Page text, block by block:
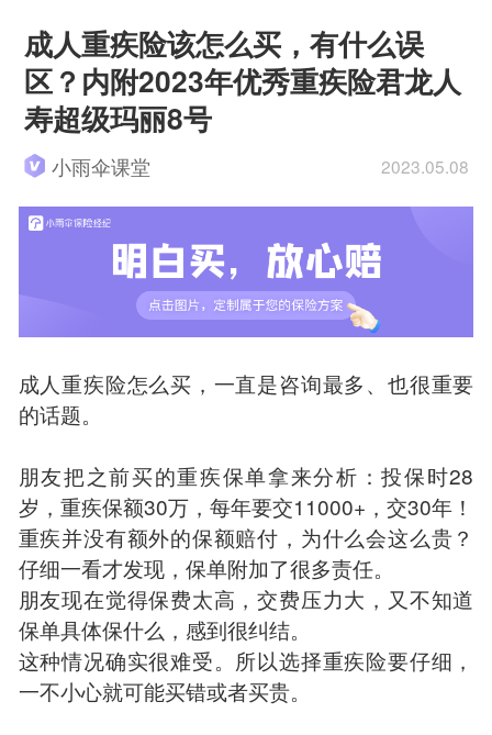
成人重疾险该怎么买，有什么误
区？内附2023年优秀重疾险君龙人
寿超级玛丽8号
小雨伞课堂 2023.05.08
成人重疾险怎么买，一直是咨询最多、也很重要
的话题。
朋友把之前买的重疾保单拿来分析：投保时28
岁，重疾保额30万，每年要交11000+，交30年！
重疾并没有额外的保额赔付，为什么会这么贵？
仔细一看才发现，保单附加了很多责任。
朋友现在觉得保费太高，交费压力大，又不知道
保单具体保什么，感到很纠结。
这种情况确实很难受。所以选择重疾险要仔细，
一不小心就可能买错或者买贵。